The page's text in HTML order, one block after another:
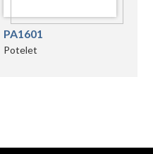
PA1601
Potelet